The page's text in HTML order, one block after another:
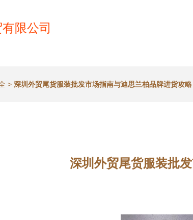
限公司
> 深圳外贸尾货服装批发市场指南与迪思兰柏品牌进货攻略
深圳外贸尾货服装批